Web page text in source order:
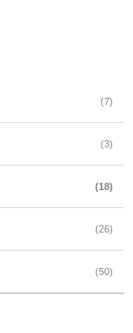
(7)
(3)
(18)
(26)
(50)